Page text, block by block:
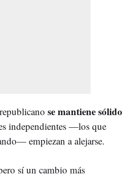
se mantiene sólido
independientes —los que
empiezan a alejarse.
sí un cambio más